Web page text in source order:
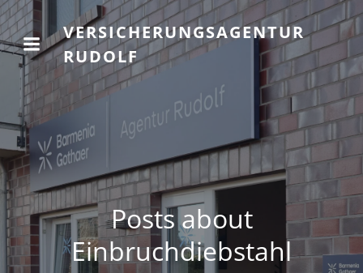
VERSICHERUNGSAGENTUR
RUDOLF
Posts about
Einbruchdiebstahl